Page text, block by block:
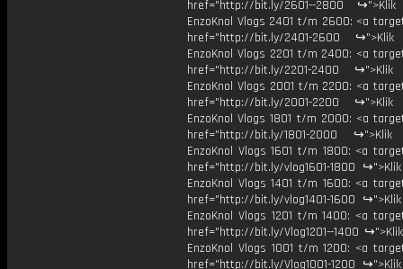
href="http://bit.ly/2601--2800
EnzoKnol Vlogs 2401 t/m 2600: <a
href="http://bit.ly/2401-2600 ↪">Klik
EnzoKnol Vlogs 2201 t/m 2400: <a
href="http://bit.ly/2201-2400 ↪">Klik
EnzoKnol Vlogs 2001 t/m 2200: <a
href="http://bit.ly/2001-2200 ↪">Klik
EnzoKnol Vlogs 1801 t/m 2000: <a
href="http://bit.ly/1801-2000 ↪">Klik
EnzoKnol Vlogs 1601 t/m 1800: <a
href="http://bit.ly/vlog1601-1800
EnzoKnol Vlogs 1401 t/m 1600: <a
href="http://bit.ly/vlog1401-1600
EnzoKnol Vlogs 1201 t/m 1400: <a
href="http://bit.ly/Vlog1201--1400
EnzoKnol Vlogs 1001 t/m 1200: <a
href="http://bit.ly/Vlog1001-1200